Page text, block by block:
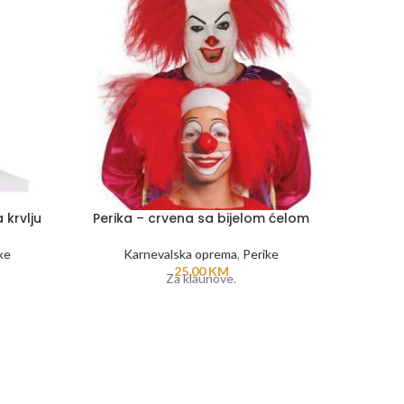
krvlju Perika – crvena sa bijelom ćelom
Karnevalska oprema, Perike
25,00KM
Za klaunove.